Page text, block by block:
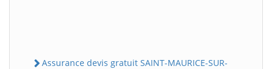
Assurance devis gratuit SAINT-MAURICE-SUR-